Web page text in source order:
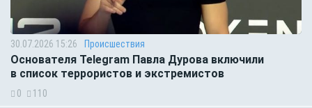
30.07.2026 15:26 Происшествия
Основателя Telegram Павла Дурова включили
в список террористов и экстремистов
0 110